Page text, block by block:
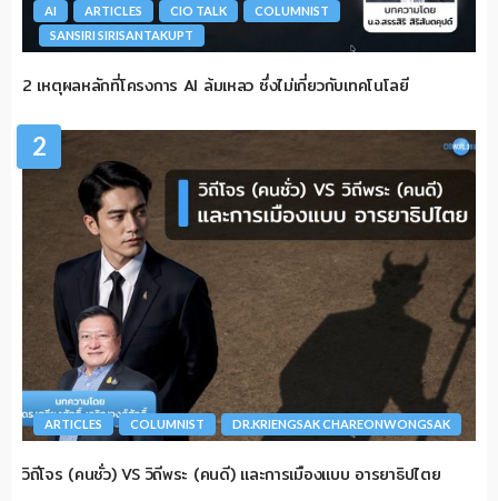
AI ARTICLES CIO TALK
COLUMNIST
SANSIRI SIRISANTAKUPT
2 เหตุผลหลักที่โครงการ AI ล้มเหลว ซึ่งไม่เกี่ยวกับเทคโนโลยี
2
ARTICLES COLUMNIST DR.KRIENGSAK CHAREONWONGSAK
วิถีโจร (คนชั่ว) VS วิถีพระ (คนดี) และการเมืองแบบ อารยาธิปไตย